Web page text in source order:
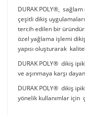
DURAK POLY®,
çeşitli dikiş
tercih edilen bir
özel yağlama işlemi
yapısı oluşturarak
DURAK POLY® dikiş
ve aşınmaya karşı
DURAK POLY® dikiş
yönelik kullanımlar için